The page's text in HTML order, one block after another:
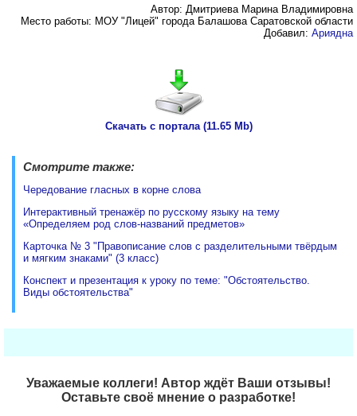
Автор: Дмитриева Марина Владимировна
Место работы: МОУ "Лицей" города Балашова Саратовской области
Добавил: Ариядна
Скачать с портала (11.65 Mb)
Смотрите также:
Чередование гласных в корне слова
Интерактивный тренажёр по русскому языку на тему
«Определяем род слов-названий предметов»
Карточка № 3 "Правописание слов с разделительными твёрдым
и мягким знаками" (3 класс)
Конспект и презентация к уроку по теме: "Обстоятельство.
Виды обстоятельства"
Уважаемые коллеги! Автор ждёт Ваши отзывы!
Оставьте своё мнение о разработке!